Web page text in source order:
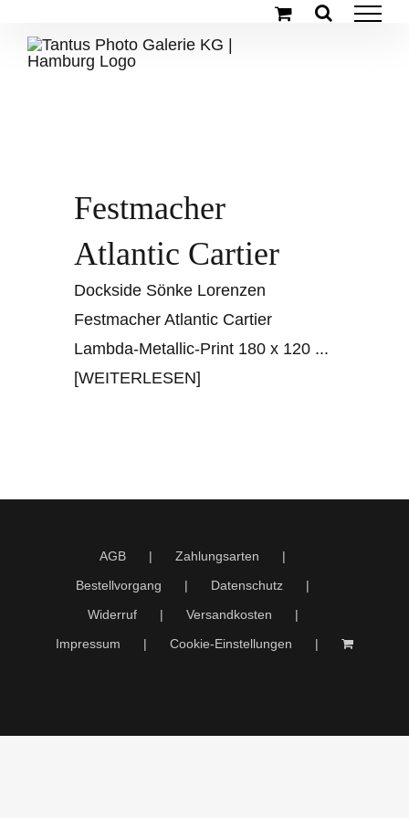
Inhalt
springen
Festmacher
Atlantic Cartier
Dockside Sönke Lorenzen
Festmacher Atlantic Cartier
Lambda-Metallic-Print 180 x 120 ...
[WEITERLESEN]
AGB
Zahlungsarten
Bestellvorgang
Datenschutz
Widerruf
Versandkosten
Impressum
Cookie-Einstellungen